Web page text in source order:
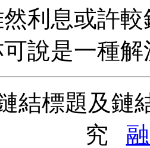
利息或許
說是一種
結標題及鏈
究